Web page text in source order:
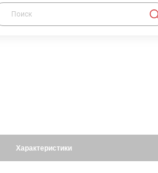
Характеристики